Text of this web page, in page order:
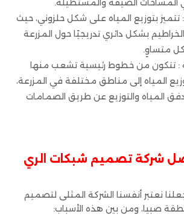
الضيقة والمستطيلة.
تتميز بتوزيع المياه على شكل حلزوني، حيث
الخراطيم بشكل دائري تدريجيًا حول المزرعة
متساوٍ.
: تتكون من خطوط رئيسية تشعب منها
المياه إلى مناطق مختلفة في المزرعة،
المياه والتوزيع عن طريق الصمامات
شركة تصميم شبكات الري
نعتبر أنفسنا الشركة المثلى لتصميم
صبيا، ومن بين هذه الأسباب: